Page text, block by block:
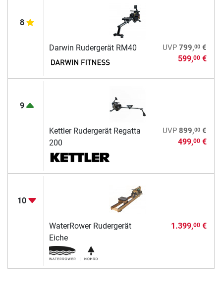
8
Darwin Rudergerät RM40 UVP 799,00€
599,00€
9
Kettler Rudergerät Regatta
200
UVP 899,00€
499,00€
10
WaterRower Rudergerät
Eiche
1.399,00€